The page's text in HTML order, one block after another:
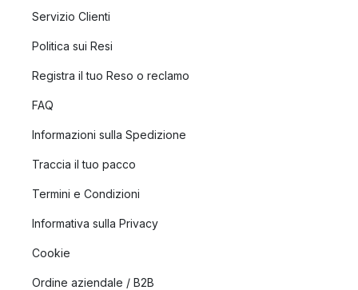
Servizio Clienti
Politica sui Resi
Registra il tuo Reso o reclamo
FAQ
Informazioni sulla Spedizione
Traccia il tuo pacco
Termini e Condizioni
Informativa sulla Privacy
Cookie
Ordine aziendale / B2B